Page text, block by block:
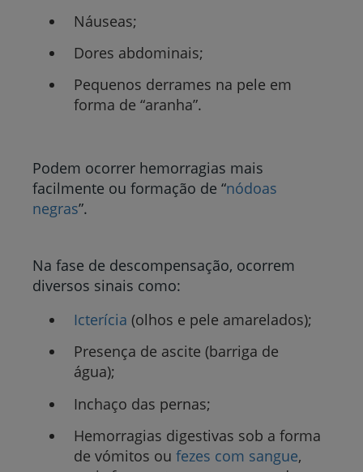
Náuseas;
Dores abdominais;
Pequenos derrames na pele em
forma de “aranha”.
Podem ocorrer hemorragias mais
facilmente ou formação de “nódoas
negras”.
Na fase de descompensação, ocorrem
diversos sinais como:
Icterícia (olhos e pele amarelados);
Presença de ascite (barriga de
água);
Inchaço das pernas;
Hemorragias digestivas sob a forma
de vómitos ou fezes com sangue,